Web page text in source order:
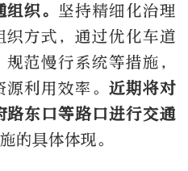
织。 坚持精细化治理
方式，通过优化车道
范慢行系统等措施，
源利用效率。近期将对
路东口等路口进行交通
的具体体现。